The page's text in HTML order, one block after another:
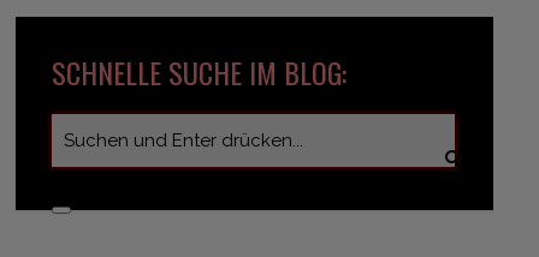
SCHNELLE SUCHE IM BLOG: